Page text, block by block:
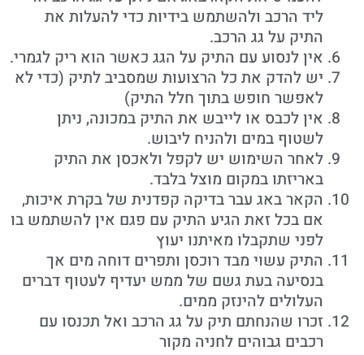
ליד הרכב ולהשתמש בידיות כדי להעלות את
התיק על גג הרכב.
אין לנסוע עם התיק על הגג כאשר הוא ריק לגמרי.
יש להדק את כל הרצועות שמסביב לתיק (כדי לא
לאפשר חופש בתוך חלל התיק)
אין לכבס או לייבש את התיק במכונה, ניתן
לשטוף במים ולהניח ליבוש.
לאחר השימוש יש לקפל ולאכסן את התיק
באריזתו במקום מוצל בלבד.
הקאר באג עבר בדיקה קפדנית של בקרת איכות,
אם בכל זאת הגיע התיק עם פגם אין להשתמש בו
לפני שתקבלו מאיתנו יעוץ
התיק עשוי מבד רוכסן ותפרים דוחה מים אך
בנסיעה בעת גשם של ממש יעדיף לעטוף דברים
העלולים להינזק ממים.
זכרו שהנחתם תיק על גג הרכב ואל תכנסו עם
רכבים גבוהים לחניה מקור